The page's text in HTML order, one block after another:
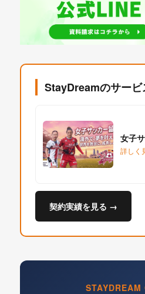
StayDreamのサービ
女子
詳しく
契約実績を見る →
STAYDREAM